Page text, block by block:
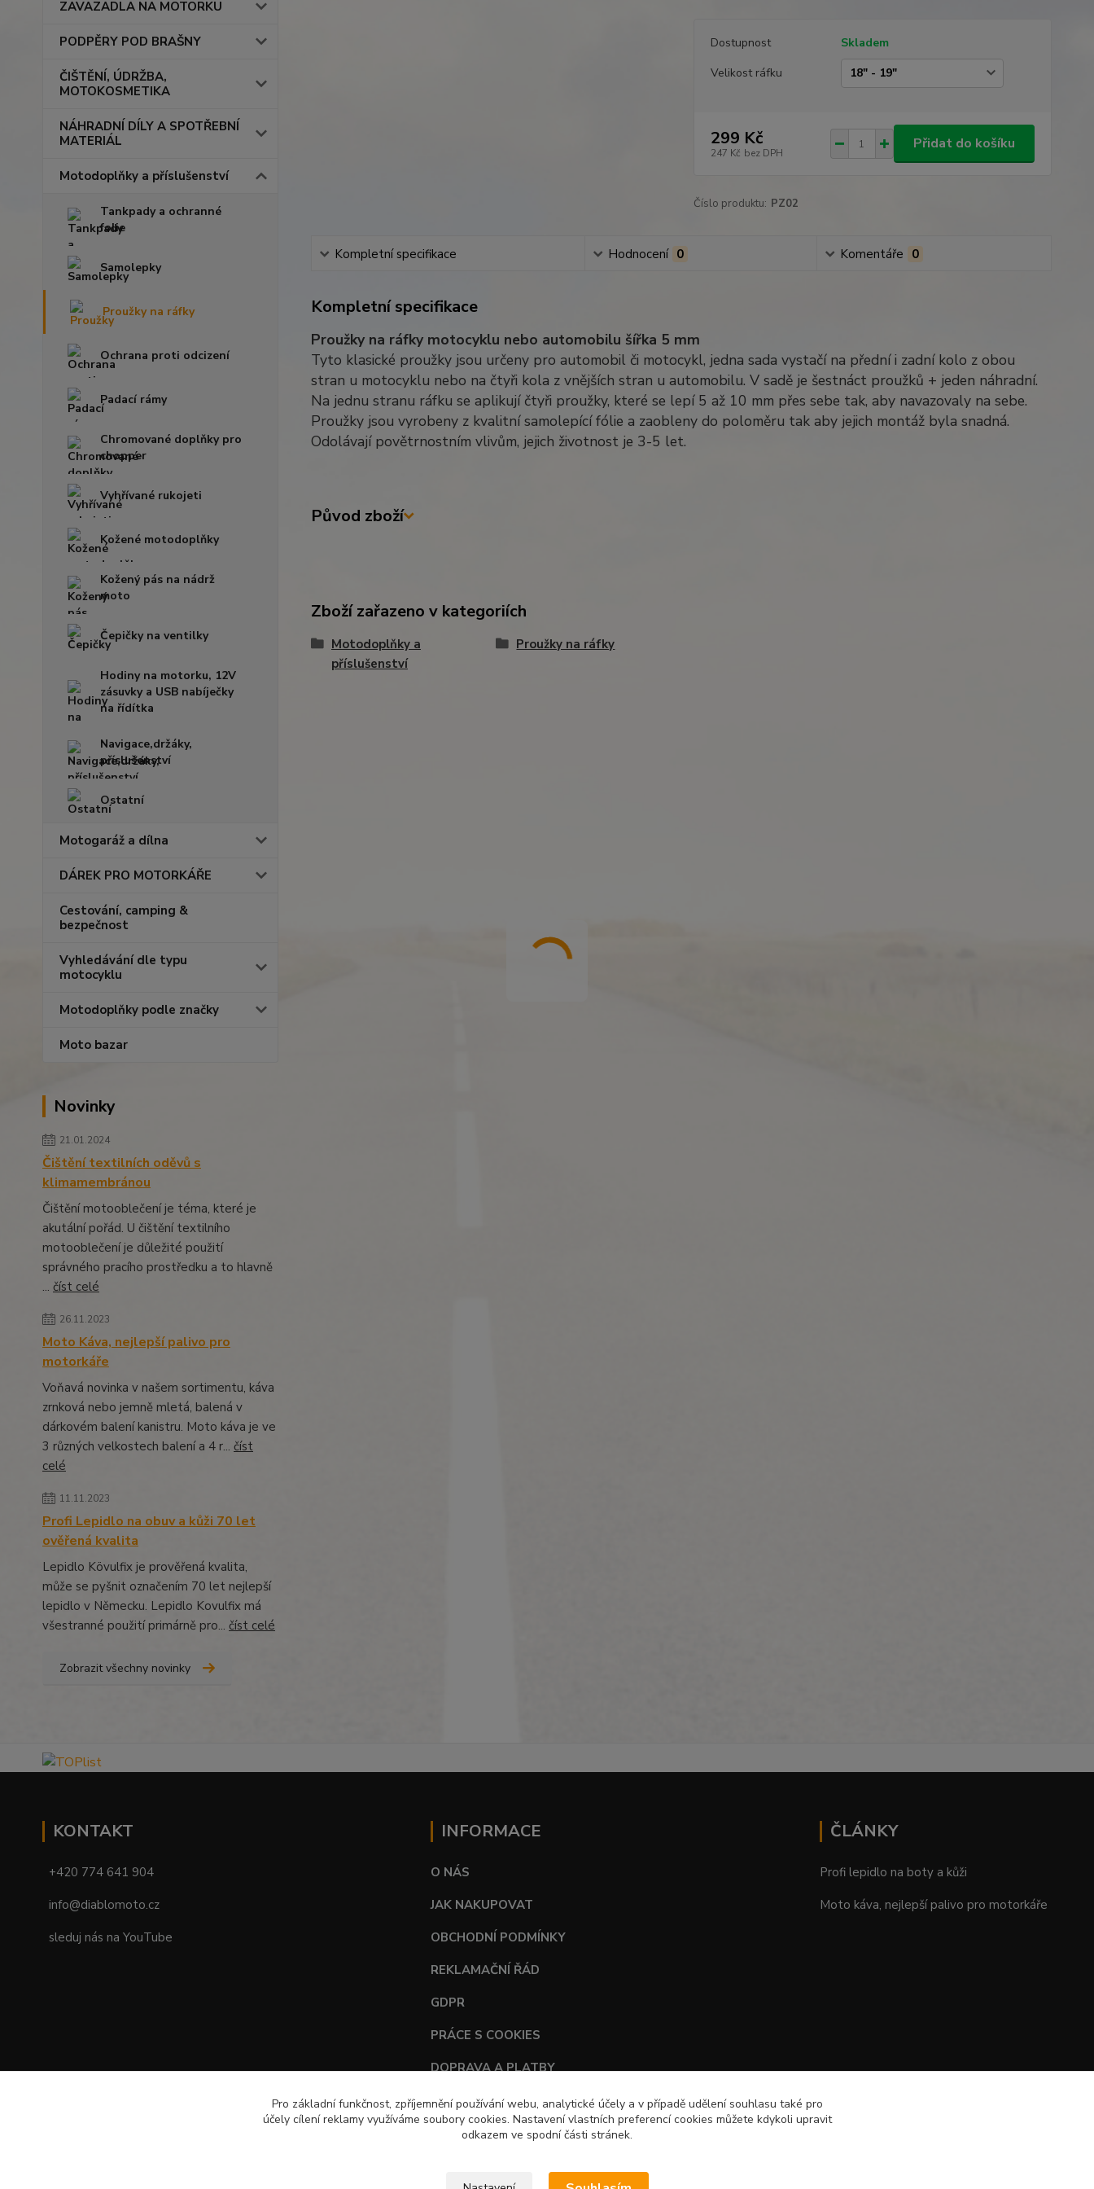
ZAVAZADLA NA MOTORKU
PODPĚRY POD BRAŠNY
ČIŠTĚNÍ, ÚDRŽBA,
MOTOKOSMETIKA
NÁHRADNÍ DÍLY A SPOTŘEBNÍ
MATERIÁL
Motodoplňky a příslušenství
Tankpady a ochranné
folie
Samolepky
Proužky na ráfky
Ochrana proti odcizení
Padací rámy
Chromované doplňky pro
chopper
Vyhřívané rukojeti
Kožené motodoplňky
Kožený pás na nádrž
moto
Čepičky na ventilky
Hodiny na motorku, 12V
zásuvky a USB nabíječky
na řídítka
Navigace,držáky,
příslušenství
Ostatní
Motogaráž a dílna
DÁREK PRO MOTORKÁŘE
Cestování, camping &
bezpečnost
Vyhledávání dle typu
motocyklu
Motodoplňky podle značky
Moto bazar
Novinky
21.01.2024
Čištění textilních oděvů s
klimamembránou
Čištění motooblečení je téma, které je
akutální pořád. U čištění textilního
motooblečení je důležité použití
správného pracího prostředku a to hlavně
... číst celé
26.11.2023
Moto Káva, nejlepší palivo pro
motorkáře
Voňavá novinka v našem sortimentu, káva
zrnková nebo jemně mletá, balená v
dárkovém balení kanistru. Moto káva je ve
3 různých velkostech balení a 4 r... číst
celé
11.11.2023
Profi Lepidlo na obuv a kůži 70 let
ověřená kvalita
Lepidlo Kövulfix je prověřená kvalita,
může se pyšnit označením 70 let nejlepší
lepidlo v Německu. Lepidlo Kovulfix má
všestranné použití primárně pro... číst celé
Zobrazit všechny novinky
Dostupnost
Skladem
Velikost ráfku
299 Kč
247 Kč bez DPH
Přidat do košíku
Číslo produktu: PZ02
Kompletní specifikace Hodnocení 0 Komentáře 0
Kompletní specifikace
Proužky na ráfky motocyklu nebo automobilu šířka 5 mm
Tyto klasické proužky jsou určeny pro automobil či motocykl, jedna sada vystačí na přední i zadní kolo z obou
stran u motocyklu nebo na čtyři kola z vnějších stran u automobilu. V sadě je šestnáct proužků + jeden náhradní.
Na jednu stranu ráfku se aplikují čtyři proužky, které se lepí 5 až 10 mm přes sebe tak, aby navazovaly na sebe.
Proužky jsou vyrobeny z kvalitní samolepící fólie a zaobleny do poloměru tak aby jejich montáž byla snadná.
Odolávají povětrnostním vlivům, jejich životnost je 3-5 let.
Původ zboží
Zboží zařazeno v kategoriích
Motodoplňky a
příslušenství
Proužky na ráfky
KONTAKT
+420 774 641 904
info@diablomoto.cz
sleduj nás na YouTube
INFORMACE
O NÁS
JAK NAKUPOVAT
OBCHODNÍ PODMÍNKY
REKLAMAČNÍ ŘÁD
GDPR
PRÁCE S COOKIES
DOPRAVA A PLATBY
TABULKY VELIKOSTÍ
ČLÁNKY
Profi lepidlo na boty a kůži
Moto káva, nejlepší palivo pro motorkáře
Pro základní funkčnost, zpříjemnění používání webu, analytické účely a v případě udělení souhlasu také pro
účely cílení reklamy využíváme soubory cookies. Nastavení vlastních preferencí cookies můžete kdykoli upravit
odkazem ve spodní části stránek.